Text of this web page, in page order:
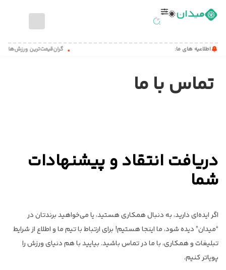
اطلاعیه های ما: گران‌قیمت‌ترین ورزش‌های
تماس با ما
دریافت انتقاد و پیشنهادات
شما
اگر ایده‌ای دارید، به دنبال همکاری هستید، یا می‌خواهید برندتان در
“میدان” دیده شود، ما اینجا هستیم! برای ارتباط با تیم ما و اطلاع از شرایط
تبلیغات و همکاری، با ما در تماس باشید. بیایید با هم دنیای ورزش را
پویاتر کنیم.
صفحه
اصلی
اخبار
ورزشی
تماس
با
درباره
ما